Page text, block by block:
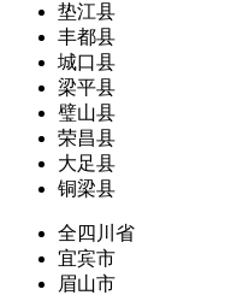
垫江县
丰都县
城口县
梁平县
璧山县
荣昌县
大足县
铜梁县
全四川省
宜宾市
眉山市